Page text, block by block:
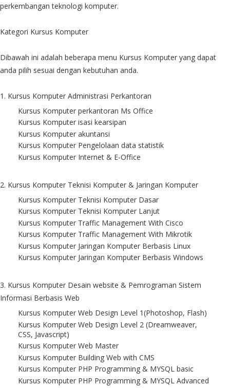
perkembangan teknologi komputer.
Kategori Kursus Komputer
Dibawah ini adalah beberapa menu Kursus Komputer yang dapat
anda pilih sesuai dengan kebutuhan anda.
1. Kursus Komputer Administrasi Perkantoran
Kursus Komputer perkantoran Ms Office
Kursus Komputer isasi kearsipan
Kursus Komputer akuntansi
Kursus Komputer Pengelolaan data statistik
Kursus Komputer Internet & E-Office
2. Kursus Komputer Teknisi Komputer & Jaringan Komputer
Kursus Komputer Teknisi Komputer Dasar
Kursus Komputer Teknisi Komputer Lanjut
Kursus Komputer Traffic Management With Cisco
Kursus Komputer Traffic Management With Mikrotik
Kursus Komputer Jaringan Komputer Berbasis Linux
Kursus Komputer Jaringan Komputer Berbasis Windows
3. Kursus Komputer Desain website & Pemrograman Sistem
Informasi Berbasis Web
Kursus Komputer Web Design Level 1(Photoshop, Flash)
Kursus Komputer Web Design Level 2 (Dreamweaver,
CSS, Javascript)
Kursus Komputer Web Master
Kursus Komputer Building Web with CMS
Kursus Komputer PHP Programming & MYSQL basic
Kursus Komputer PHP Programming & MYSQL Advanced